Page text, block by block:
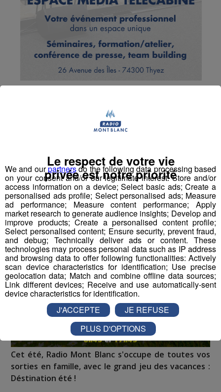
Jeu | Destination Été
Radio Mont Blanc Actus
Animation
Jeux Cloturés
Cet été, Radio Mont Blanc s'occupe de toutes vos
sorties en famille, avec le grand jeu des vacances :
Déstination été !
We and ourpartnersdo the following data processing based
on your consent and/or our legitimate interest: Store and/or
access information on a device; Select basic ads; Create a
personalised ads profile; Select personalised ads; Measure
ad performance; Measure content performance; Apply
market research to generate audience insights; Develop and
improve products; Create a personalised content profile;
Select personalised content; Ensure security, prevent fraud,
and debug; Technically deliver ads or content. These
technologies may process personal data such as IP address
and browsing data to offer following functionalities: Actively
scan device characteristics for identification; Use precise
geolocation data; Match and combine offline data sources;
Link different devices; Receive and use automatically-sent
device characteristics for identification.
Le respect de votre vie
privée est notre priorité
J'ACCEPTE
JE REFUSE
PLUS D'OPTIONS